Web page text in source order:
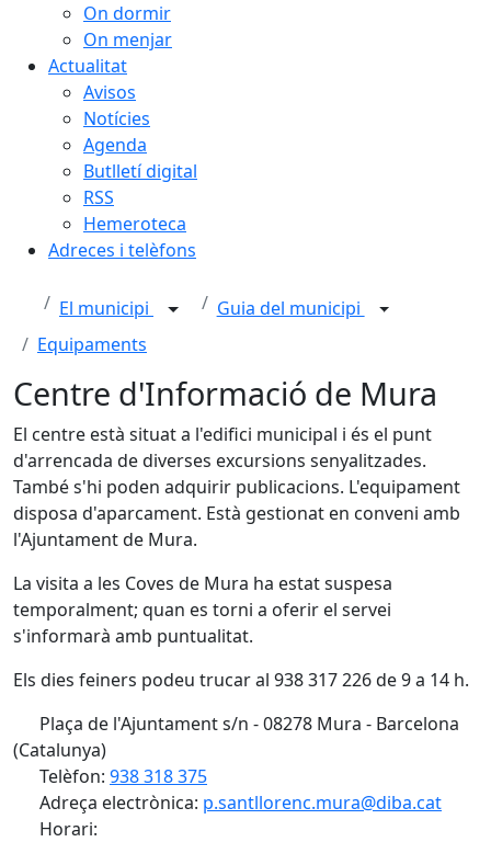
On dormir
On menjar
Actualitat
Avisos
Notícies
Agenda
Butlletí digital
RSS
Hemeroteca
Adreces i telèfons
El municipi
Guia del municipi
Equipaments
Centre d'Informació de Mura
El centre està situat a l'edifici municipal i és el punt
d'arrencada de diverses excursions senyalitzades.
També s'hi poden adquirir publicacions. L'equipament
disposa d'aparcament. Està gestionat en conveni amb
l'Ajuntament de Mura.
La visita a les Coves de Mura ha estat suspesa
temporalment; quan es torni a oferir el servei
s'informarà amb puntualitat.
Els dies feiners podeu trucar al 938 317 226 de 9 a 14 h.
Plaça de l'Ajuntament s/n - 08278 Mura - Barcelona
(Catalunya)
Telèfon: 938 318 375
Adreça electrònica: p.santllorenc.mura@diba.cat
Horari: